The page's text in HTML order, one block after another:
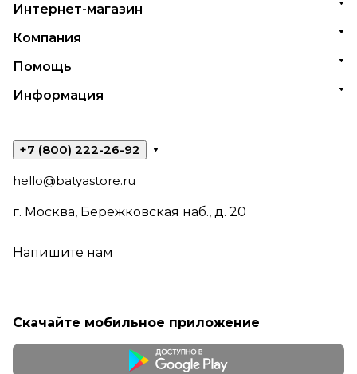
Интернет-магазин
Компания
Помощь
Информация
+7 (800) 222-26-92
hello@batyastore.ru
г. Москва, Бережковская наб., д. 20
Напишите нам
Скачайте мобильное приложение